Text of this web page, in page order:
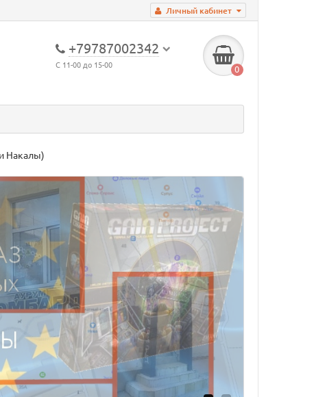
Личный кабинет
+79787002342
С 11-00 до 15-00 0
Накалы)